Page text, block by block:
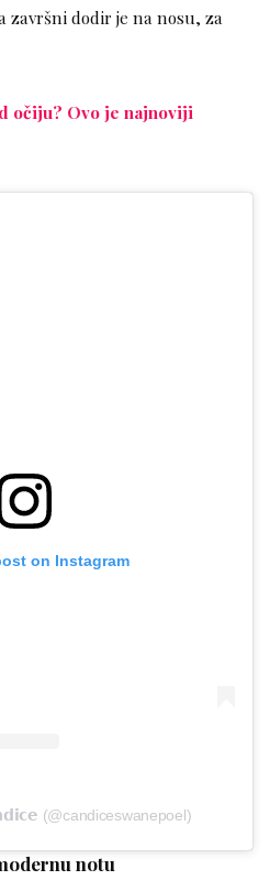
završni dodir je na nosu, za
očiju? Ovo je najnoviji
on Instagram
(@candiceswanepoel)
notu